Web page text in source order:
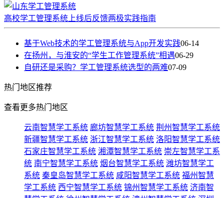
高校学工管理系统上线后反馈两极实践指南
基于Web技术的学工管理系统与App开发实践06-14
在扬州，与淮安的“学生工作管理系统”相遇06-29
自研还是采购？学工管理系统选型的两难07-09
热门 地区推荐
查看更多热门地区
云南智慧学工系统 廊坊智慧学工系统 荆州智慧学工系统
新疆智慧学工系统 浙江智慧学工系统 洛阳智慧学工系统
石家庄智慧学工系统 湘潭智慧学工系统 崇左智慧学工系
统 南宁智慧学工系统 烟台智慧学工系统 潍坊智慧学工
系统 秦皇岛智慧学工系统 咸阳智慧学工系统 福州智慧
学工系统 西宁智慧学工系统 锦州智慧学工系统 济南智